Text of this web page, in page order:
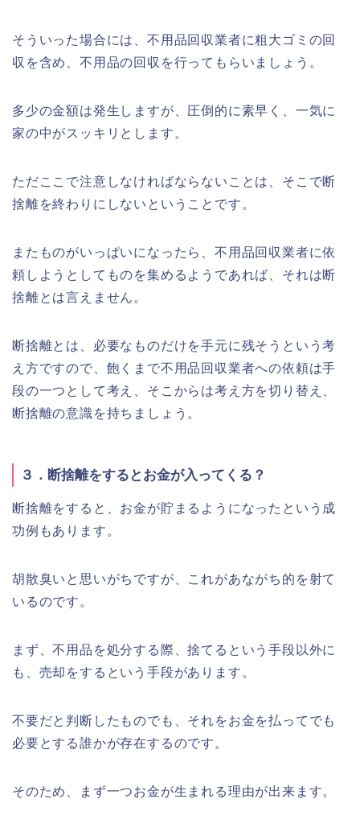
そういった場合には、不用品回収業者に粗大ゴミの回
収を含め、不用品の回収を行ってもらいましょう。
多少の金額は発生しますが、圧倒的に素早く、一気に
家の中がスッキリとします。
ただここで注意しなければならないことは、そこで断
捨離を終わりにしないということです。
またものがいっぱいになったら、不用品回収業者に依
頼しようとしてものを集めるようであれば、それは断
捨離とは言えません。
断捨離とは、必要なものだけを手元に残そうという考
え方ですので、飽くまで不用品回収業者への依頼は手
段の一つとして考え、そこからは考え方を切り替え、
断捨離の意識を持ちましょう。
３．断捨離をするとお金が入ってくる？
断捨離をすると、お金が貯まるようになったという成
功例もあります。
胡散臭いと思いがちですが、これがあながち的を射て
いるのです。
まず、不用品を処分する際、捨てるという手段以外に
も、売却をするという手段があります。
不要だと判断したものでも、それをお金を払ってでも
必要とする誰かが存在するのです。
そのため、まず一つお金が生まれる理由が出来ます。